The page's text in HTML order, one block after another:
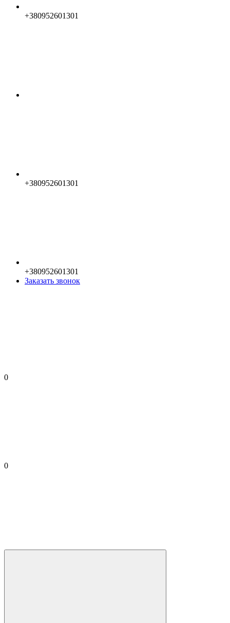
+380952601301
+380952601301
+380952601301
Заказать звонок
0
0